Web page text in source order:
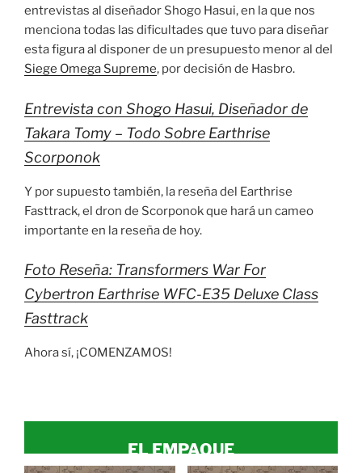
entrevistas al diseñador Shogo Hasui, en la que nos
menciona todas las dificultades que tuvo para diseñar
esta figura al disponer de un presupuesto menor al del
Siege Omega Supreme, por decisión de Hasbro.
Entrevista con Shogo Hasui, Diseñador de
Takara Tomy – Todo Sobre Earthrise
Scorponok
Y por supuesto también, la reseña del Earthrise
Fasttrack, el dron de Scorponok que hará un cameo
importante en la reseña de hoy.
Foto Reseña: Transformers War For
Cybertron Earthrise WFC-E35 Deluxe Class
Fasttrack
Ahora sí, ¡COMENZAMOS!
EL EMPAQUE